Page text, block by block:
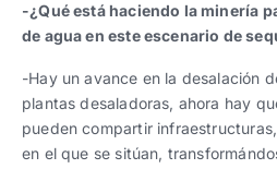
-¿Qué está haciendo la minería
de agua en este escenario de
-Hay un avance en la desalación
plantas desaladoras, ahora hay
pueden compartir
en el que se sitúan,